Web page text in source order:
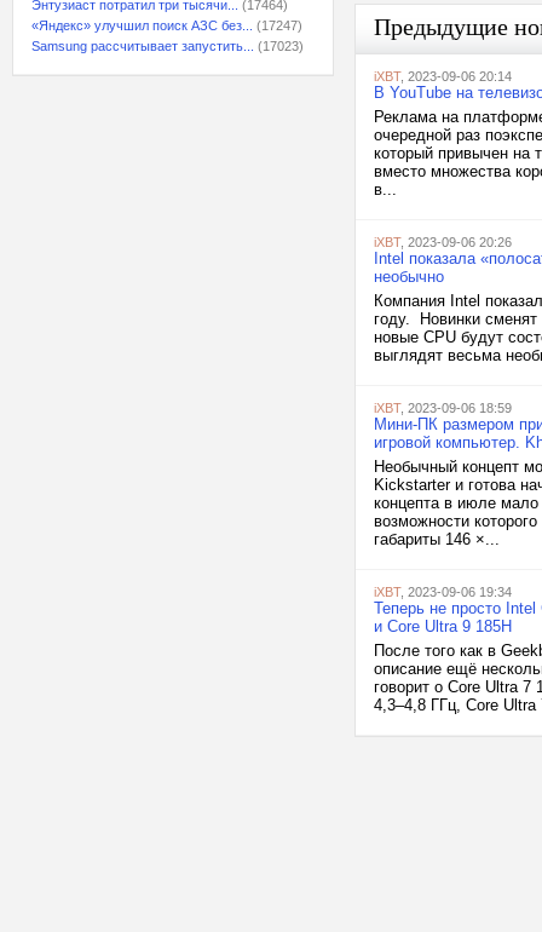
Энтузиаст потратил три тысячи...
(17464)
«Яндекс» улучшил поиск АЗС без...
(17247)
Samsung рассчитывает запустить...
(17023)
Предыдущие
iXBT, 2023-09-06 20:14
В YouTube на
Реклама на
очередной раз
который привычен на
вместо множества
в...
iXBT, 2023-09-06 20:26
Intel показала
необычно
Компания Intel
году. Новинки сменят
новые CPU будут
выглядят весьма
iXBT, 2023-09-06 18:59
Мини-ПК размером
игровой компьютер.
Необычный концепт
Kickstarter и готова
концепта в июле
возможности
габариты 146 ×...
iXBT, 2023-09-06 19:34
Теперь не просто
и Core Ultra 9 185H
После того как в
описание ещё
говорит о Core Ultra 7
4,3–4,8 ГГц, Core Ultra